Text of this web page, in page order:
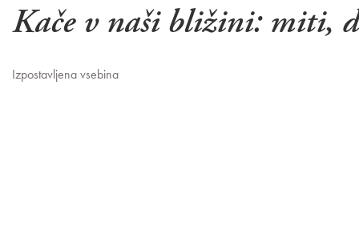
Kače v naši bližini: miti,
Izpostavljena vsebina